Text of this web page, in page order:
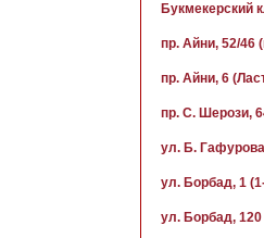
Букмекерский
пр. Айни, 52/46
пр. Айни, 6
пр. С. Шерози,
ул. Б.
ул. Борбад, 1
ул. Борбад,